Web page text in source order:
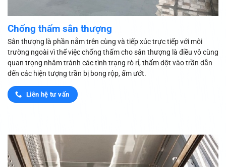
Chống thấm sân thượng
Sân thượng là phần nằm trên cùng và tiếp xúc trực tiếp với môi
trường ngoài vì thế việc chống thấm cho sân thượng là điều vô cùng
quan trọng nhằm tránh các tình trạng rò rỉ, thấm dột vào trần dẫn
đến các hiện tượng trần bị bong rộp, ẩm ướt.
Liên hệ tư vấn